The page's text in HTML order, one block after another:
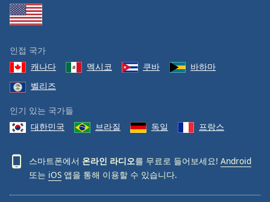
Close
Modal
Dialog
dialog
window.
인접 국가
캐나다
멕시코 쿠바
바하마
벨리즈
인기 있는 국가들
대한민국
브라질 독일 프랑스
스마트폰에서 온라인 라디오를 무료로 들어보세요! Android
또는 iOS 앱을 통해 이용할 수 있습니다.